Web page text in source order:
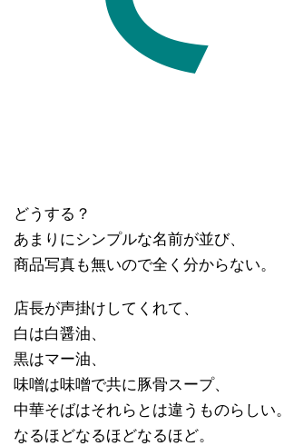
どうする？
あまりにシンプルな名前が並び、
商品写真も無いので全く分からない。
店長が声掛けしてくれて、
白は白醤油、
黒はマー油、
味噌は味噌で共に豚骨スープ、
中華そばはそれらとは違うものらしい。
なるほどなるほどなるほど。